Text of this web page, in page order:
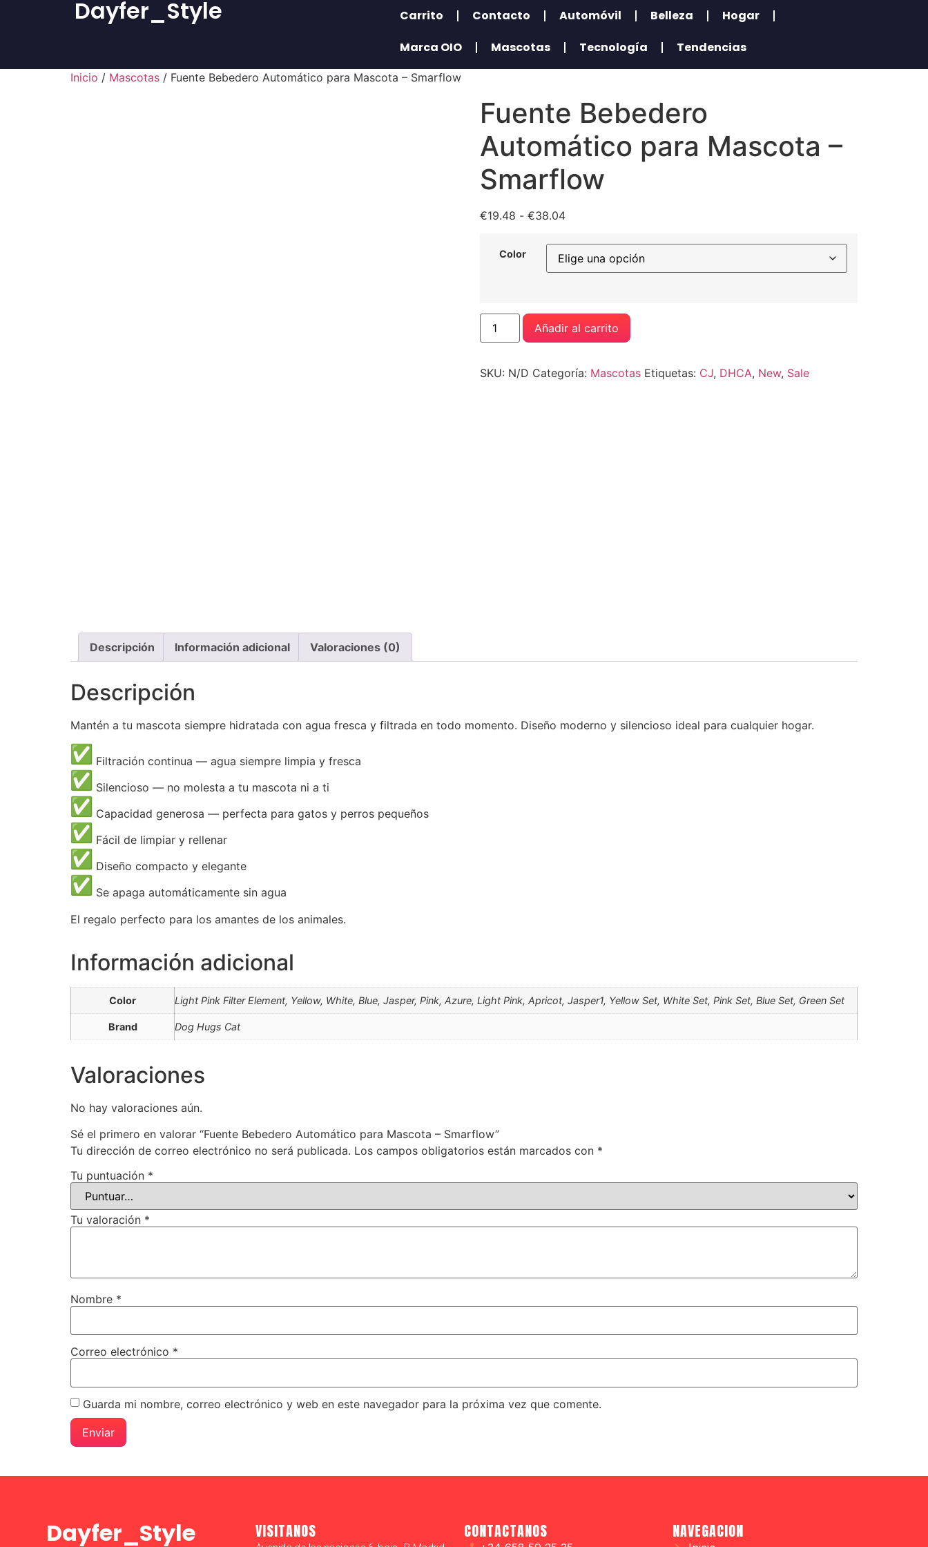
Dayfer_Style Carrito Contacto Automóvil Belleza
Hogar
Marca OIO
Mascotas Tecnología Tendencias
Inicio / Mascotas / Fuente Bebedero Automático para Mascota – Smarflow
Fuente Bebedero
Automático para Mascota –
Smarflow
€19.48 - €38.04
Color
Añadir al carrito
SKU: N/D Categoría: Mascotas Etiquetas: CJ, DHCA, New, Sale
Descripción Información adicional Valoraciones (0)
Descripción
Mantén a tu mascota siempre hidratada con agua fresca y filtrada en todo momento. Diseño moderno y silencioso ideal para cualquier hogar.
Filtración continua — agua siempre limpia y fresca
Silencioso — no molesta a tu mascota ni a ti
Capacidad generosa — perfecta para gatos y perros pequeños
Fácil de limpiar y rellenar
Diseño compacto y elegante
Se apaga automáticamente sin agua
El regalo perfecto para los amantes de los animales.
Información adicional
Color Light Pink Filter Element, Yellow, White, Blue, Jasper, Pink, Azure, Light Pink, Apricot, Jasper1, Yellow Set, White Set, Pink Set, Blue Set, Green Set
Brand Dog Hugs Cat
Valoraciones
No hay valoraciones aún.
Sé el primero en valorar “Fuente Bebedero Automático para Mascota – Smarflow”
Tu dirección de correo electrónico no será publicada. Los campos obligatorios están marcados con *
Tu puntuación *
Tu valoración *
Nombre *
Correo electrónico *
Guarda mi nombre, correo electrónico y web en este navegador para la próxima vez que comente.
Dayfer_Style VISITANOS CONTACTANOS NAVEGACION